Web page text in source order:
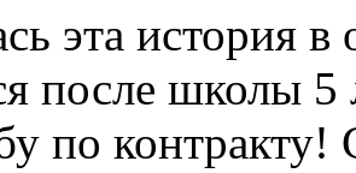
эта история
после школы 5
по контракту!